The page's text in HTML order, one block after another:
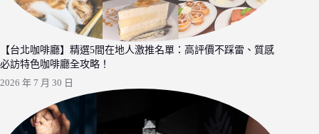
【台北咖啡廳】精選5間在地人激推名單：高評價不踩雷、質感
必訪特色咖啡廳全攻略！
2026 年 7 月 30 日